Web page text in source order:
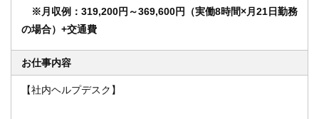
CMSについて
オンライン登録する
※月収例：319,200円～369,600円（実働8時間×月21日勤務
の場合）+交通費
お仕事内容
【社内ヘルプデスク】